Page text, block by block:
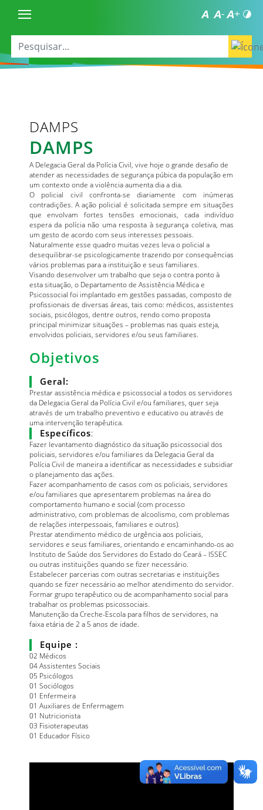
DAMPS
DAMPS
A Delegacia Geral da Polícia Civil, vive hoje o grande desafio de
atender as necessidades de segurança púbica da população em
um contexto onde a violência aumenta dia a dia.
O policial civil confronta-se diariamente com inúmeras
contradições. A ação policial é solicitada sempre em situações
que envolvam fortes tensões emocionais, cada indivíduo
espera da polícia não uma resposta à segurança coletiva, mas
um gesto de acordo com seus interesses pessoais.
Naturalmente esse quadro muitas vezes leva o policial a
desequilibrar-se psicologicamente trazendo por consequências
vários problemas para a instituição e seus familiares.
Visando desenvolver um trabalho que seja o contra ponto à
esta situação, o Departamento de Assistência Médica e
Psicossocial foi implantado em gestões passadas, composto de
profissionais de diversas áreas, tais como: médicos, assistentes
sociais, psicólogos, dentre outros, rendo como proposta
principal minimizar situações – problemas nas quais esteja,
envolvidos policiais, servidores e/ou seus familiares.
Objetivos
Geral:
Prestar assistência médica e psicossocial a todos os servidores
da Delegacia Geral da Polícia Civil e/ou familiares, quer seja
através de um trabalho preventivo e educativo ou através de
uma intervenção terapêutica.
Específicos:
Fazer levantamento diagnóstico da situação psicossocial dos
policiais, servidores e/ou familiares da Delegacia Geral da
Polícia Civil de maneira a identificar as necessidades e subsidiar
o planejamento das ações.
Fazer acompanhamento de casos com os policiais, servidores
e/ou familiares que apresentarem problemas na área do
comportamento humano e social (com processo
administrativo, com problemas de alcoolismo, com problemas
de relações interpessoais, familiares e outros).
Prestar atendimento médico de urgência aos policiais,
servidores e seus familiares, orientando e encaminhando-os ao
Instituto de Saúde dos Servidores do Estado do Ceará – ISSEC
ou outras instituições quando se fizer necessário.
Estabelecer parcerias com outras secretarias e instituições
quando se fizer necessário ao melhor atendimento do servidor.
Formar grupo terapêutico ou de acompanhamento social para
trabalhar os problemas psicossociais.
Manutenção da Creche-Escola para filhos de servidores, na
faixa etária de 2 a 5 anos de idade.
Equipe :
02 Médicos
04 Assistentes Sociais
05 Psicólogos
01 Sociólogos
01 Enfermeira
01 Auxiliares de Enfermagem
01 Nutricionista
03 Fisioterapeutas
01 Educador Físico